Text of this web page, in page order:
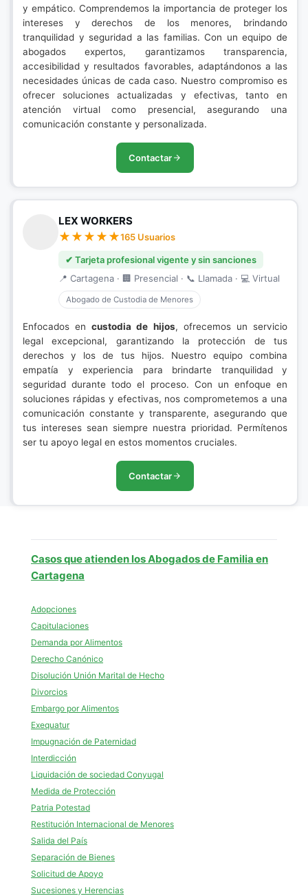
y empático. Comprendemos la importancia de proteger los
intereses y derechos de los menores, brindando
tranquilidad y seguridad a las familias. Con un equipo de
abogados expertos, garantizamos transparencia,
accesibilidad y resultados favorables, adaptándonos a las
necesidades únicas de cada caso. Nuestro compromiso es
ofrecer soluciones actualizadas y efectivas, tanto en
atención virtual como presencial, asegurando una
comunicación constante y personalizada.
Contactar
LEX WORKERS
165 Usuarios
✔ Tarjeta profesional vigente y sin sanciones
📍 Cartagena · 🏢 Presencial · 📞 Llamada · 💻 Virtual
Abogado de Custodia de Menores
Enfocados encustodia de hijos, ofrecemos un servicio
legal excepcional, garantizando la protección de tus
derechos y los de tus hijos. Nuestro equipo combina
empatía y experiencia para brindarte tranquilidad y
seguridad durante todo el proceso. Con un enfoque en
soluciones rápidas y efectivas, nos comprometemos a una
comunicación constante y transparente, asegurando que
tus intereses sean siempre nuestra prioridad. Permítenos
ser tu apoyo legal en estos momentos cruciales.
Contactar
Casos que atienden los Abogados de Familia en
Cartagena
Adopciones
Capitulaciones
Demanda por Alimentos
Derecho Canónico
Disolución Unión Marital de Hecho
Divorcios
Embargo por Alimentos
Exequatur
Impugnación de Paternidad
Interdicción
Liquidación de sociedad Conyugal
Medida de Protección
Patria Potestad
Restitución Internacional de Menores
Salida del País
Separación de Bienes
Solicitud de Apoyo
Sucesiones y Herencias